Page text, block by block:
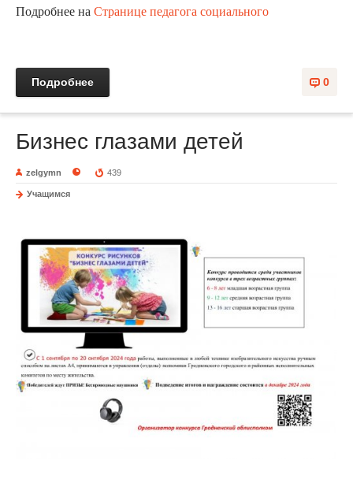
Подробнее на Странице педагога социального
0
Подробнее
Бизнес глазами детей
zelgymn 439
Учащимся